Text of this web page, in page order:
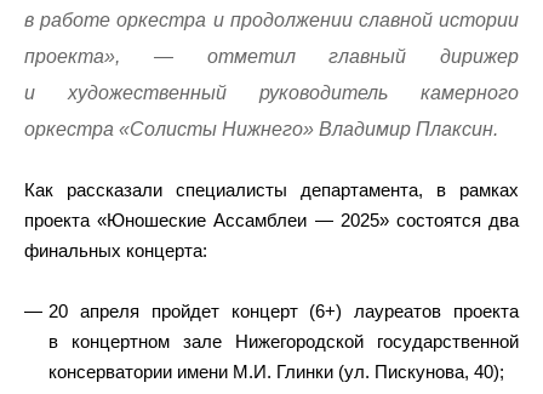
в работе оркестра и продолжении славной истории
проекта», — отметил главный дирижер
и художественный руководитель камерного
оркестра «Солисты Нижнего» Владимир Плаксин.
Как рассказали специалисты департамента, в рамках
проекта «Юношеские Ассамблеи — 2025» состоятся два
финальных концерта:
20 апреля пройдет концерт (6+) лауреатов проекта
в концертном зале Нижегородской государственной
консерватории имени М.И. Глинки (ул. Пискунова, 40);